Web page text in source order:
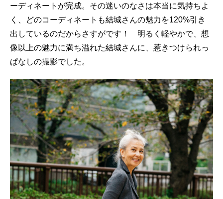
ーディネートが完成。その迷いのなさは本当に気持ちよ
く、どのコーディネートも結城さんの魅力を120%引き
出しているのだからさすがです！ 明るく軽やかで、想
像以上の魅力に満ち溢れた結城さんに、惹きつけられっ
ぱなしの撮影でした。